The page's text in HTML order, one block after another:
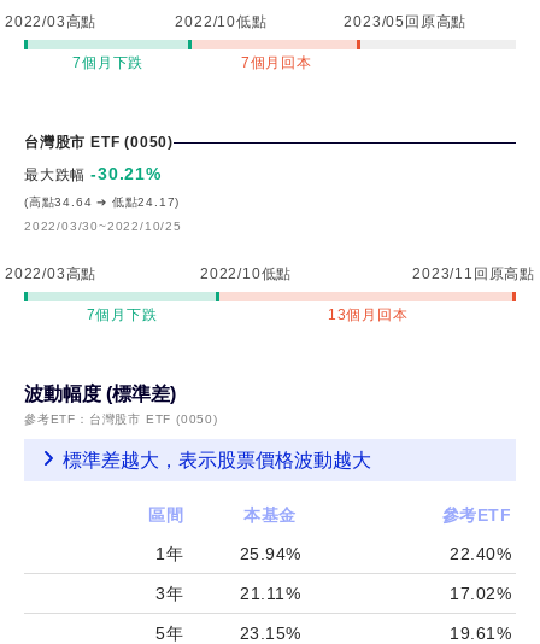
2022/03高點 2022/10低點
7個月下跌
2023/05回原高點
7個月回本
台灣股市 ETF (0050)
最大跌幅 -30.21%
(高點34.64 ➔ 低點24.17)
2022/03/30~2022/10/25
2022/03高點 2022/10低點
7個月下跌
2023/11回原高點
13個月回本
波動幅度 (標準差)
參考ETF： 台灣股市 ETF (0050)
標準差越大，表示股票價格波動越大
區間 本基金
參考ETF
1年
25.94% 22.40%
3年 21.11% 17.02%
5年 23.15% 19.61%